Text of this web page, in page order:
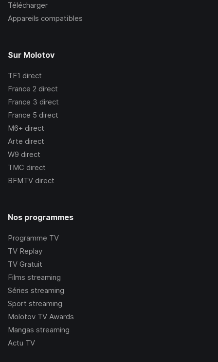
Télécharger
Appareils compatibles
Sur Molotov
TF1 direct
France 2 direct
France 3 direct
France 5 direct
M6+ direct
Arte direct
W9 direct
TMC direct
BFMTV direct
Nos programmes
Programme TV
TV Replay
TV Gratuit
Films streaming
Séries streaming
Sport streaming
Molotov TV Awards
Mangas streaming
Actu TV